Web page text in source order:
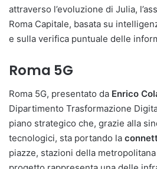
attraverso l’evoluzione di Julia,
Roma Capitale, basata su
e sulla verifica puntuale delle
Roma 5G
Roma 5G, presentato da Enrico
Dipartimento Trasformazione
piano strategico che, grazie alla
tecnologici, sta portando la
piazze, stazioni della